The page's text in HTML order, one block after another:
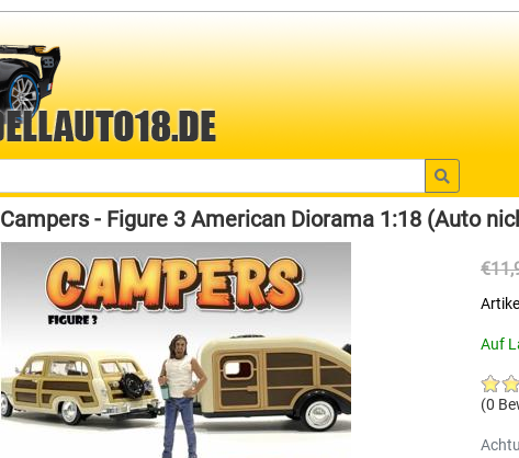
Campers - Figure 3 American Diorama 1:18 (Auto
Auf
(0